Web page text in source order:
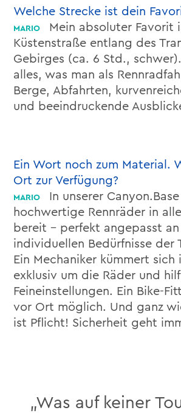
Welche Strecke ist dein
Mein absoluter Favorit
Küstenstraße entlang des
Gebirges (ca. 6 Std.,
alles, was man als
Berge, Abfahrten,
und beeindruckende
Ein Wort noch zum Material.
Ort zur Verfügung?
In unserer
hochwertige Rennräder in
bereit – perfekt angepasst
individuellen Bedürfnisse der
Ein Mechaniker kümmert sich
exklusiv um die Räder und
Feineinstellungen. Ein Bike-
vor Ort möglich. Und ganz
ist Pflicht! Sicherheit geht
„Was auf keiner